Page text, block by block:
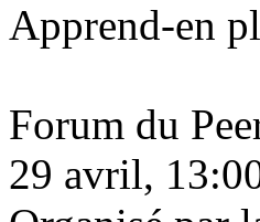
Apprend-en
Forum du
29 avril,